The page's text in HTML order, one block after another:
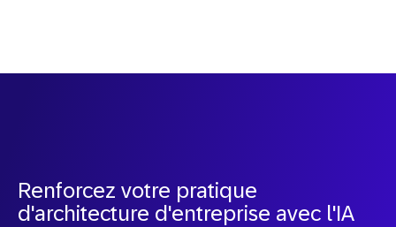
Renforcez votre pratique
d'architecture d'entreprise avec l'IA